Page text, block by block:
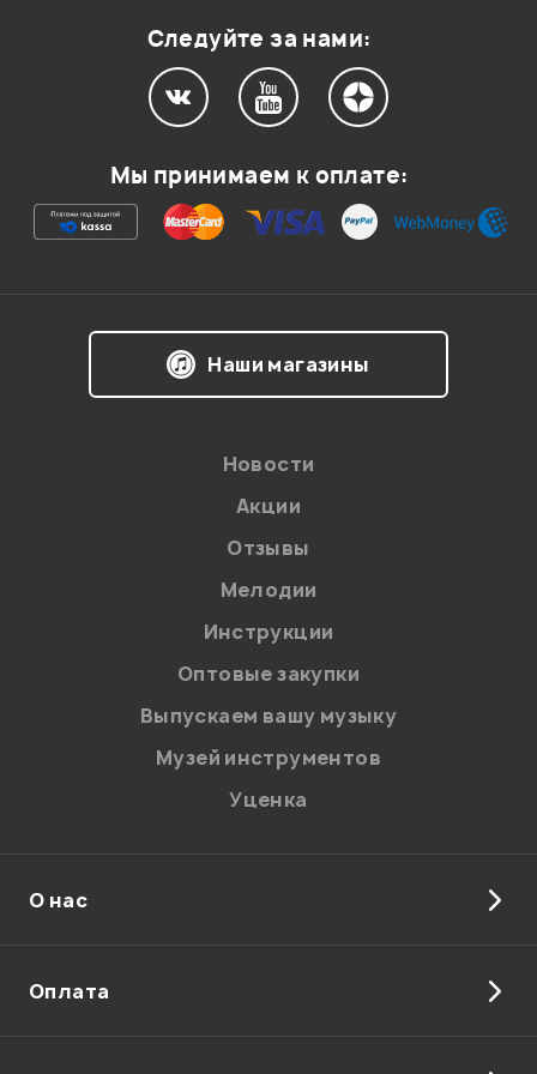
Ваша оценка:
на обработку персональных данных в
Политикой в отношении обработки
персональных данных.
Введите проверочное число:
Отправить
Следуйте за нами:
Мы принимаем к оплате:
Наши магазины
Новости
Акции
Отзывы
Мелодии
Инструкции
Оптовые закупки
Выпускаем вашу музыку
Музей инструментов
Уценка
О нас
Оплата